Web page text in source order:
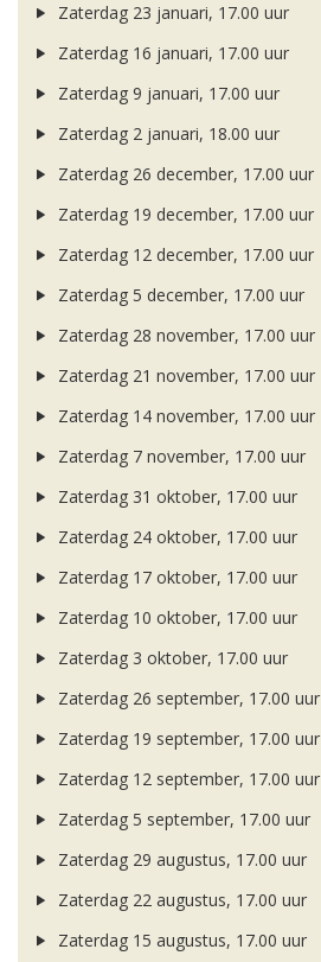
Zaterdag 23 januari, 17.00 uur
Zaterdag 16 januari, 17.00 uur
Zaterdag 9 januari, 17.00 uur
Zaterdag 2 januari, 18.00 uur
Zaterdag 26 december, 17.00 uur
Zaterdag 19 december, 17.00 uur
Zaterdag 12 december, 17.00 uur
Zaterdag 5 december, 17.00 uur
Zaterdag 28 november, 17.00 uur
Zaterdag 21 november, 17.00 uur
Zaterdag 14 november, 17.00 uur
Zaterdag 7 november, 17.00 uur
Zaterdag 31 oktober, 17.00 uur
Zaterdag 24 oktober, 17.00 uur
Zaterdag 17 oktober, 17.00 uur
Zaterdag 10 oktober, 17.00 uur
Zaterdag 3 oktober, 17.00 uur
Zaterdag 26 september, 17.00 uur
Zaterdag 19 september, 17.00 uur
Zaterdag 12 september, 17.00 uur
Zaterdag 5 september, 17.00 uur
Zaterdag 29 augustus, 17.00 uur
Zaterdag 22 augustus, 17.00 uur
Zaterdag 15 augustus, 17.00 uur